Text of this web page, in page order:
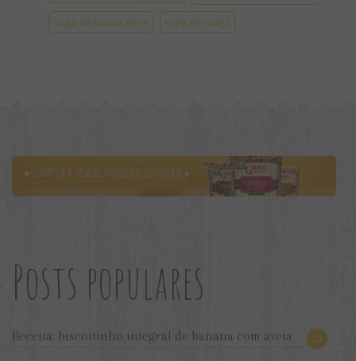
sopa de batata doce sopa de maçã
Posts populares
Receita: biscoitinho integral de banana com aveia 24